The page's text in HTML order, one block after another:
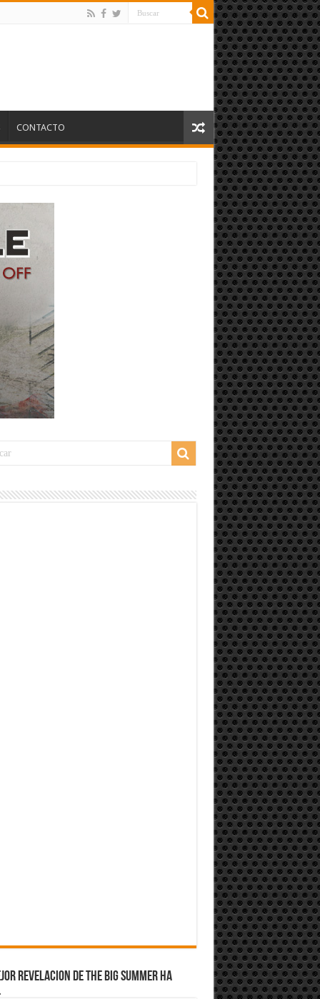
CONTACTO
revelacion de The Big Summer ha